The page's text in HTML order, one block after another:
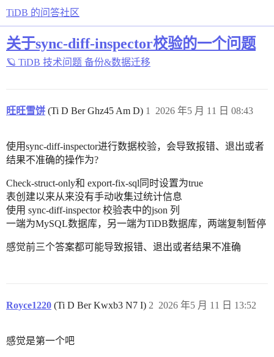
TiDB 的问答社区
关于sync-diff-inspector校验的一个问题
🪐 TiDB 技术问题 备份&数据迁移
旺旺雪饼 (Ti D Ber Ghz45 Am D) 2026 年5 月 11 日 08:43
1
使用sync-diff-inspector进行数据校验，会导致报错、退出或者
结果不准确的操作为?
Check-struct-only和 export-fix-sql同时设置为true
表创建以来从来没有手动收集过统计信息
使用 sync-diff-inspector 校验表中的json 列
一端为MySQL数据库，另一端为TiDB数据库，两端复制暂停
感觉前三个答案都可能导致报错、退出或者结果不准确
Royce1220 (Ti D Ber Kwxb3 N7 I) 2026 年5 月 11 日 13:52
2
感觉是第一个吧